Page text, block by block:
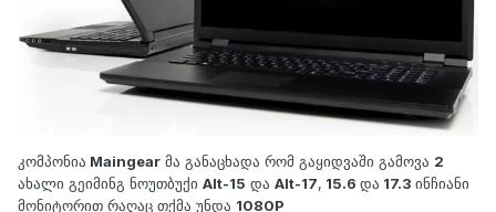
კომპონია Maingear მა განაცხადა რომ გაყიდვაში გამოვა 2
ახალი გეიმინგ ნოუთბუქი Alt-15 და Alt-17, 15.6 და 17.3 ინჩიანი
მონიტორით რაღაც თქმა უნდა 1080P